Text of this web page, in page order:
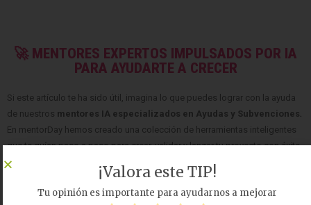
🚀 MENTORES EXPERTOS IMPULSADOS POR IA
PARA AYUDARTE A CRECER
Si este artículo te ha sido útil, imagina lo que puedes lograr con la ayuda
de nuestros mentores IA especializados en Ayudas y Subvenciones.
En mentorDay hemos creado una colección de herramientas inteligentes
que te guían paso a paso para crear, validar y lanzar tu proyecto con éxito.
Explora los mentor IA diseñados para cada etapa:
mentor IA – AYUDAS
: conoce las ayudas y subvenciones
¡Valora este TIP!
Tu opinión es importante para ayudarnos a mejorar